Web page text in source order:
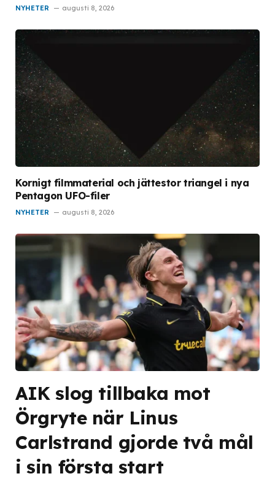
NYHETER augusti 8, 2026
Kornigt filmmaterial och jättestor triangel i nya
Pentagon UFO-filer
NYHETER augusti 8, 2026
AIK slog tillbaka mot
Örgryte när Linus
Carlstrand gjorde två mål
i sin första start